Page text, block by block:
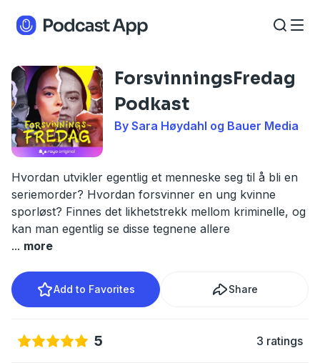
ForsvinningsFredag
Podkast
By Sara Høydahl og Bauer Media
Hvordan utvikler egentlig et menneske seg til å bli en
seriemorder? Hvordan forsvinner en ung kvinne
sporløst? Finnes det likhetstrekk mellom kriminelle, og
kan man egentlig se disse tegnene allere
... more
Add to Favorites Share
5 3 ratings